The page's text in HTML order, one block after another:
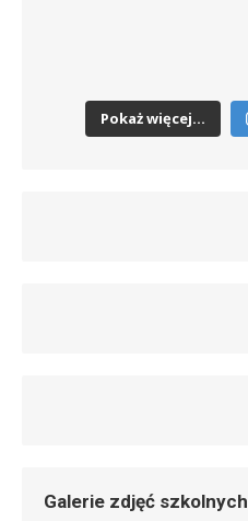
Pokaż więcej...
Galerie zdjęć szkolnych